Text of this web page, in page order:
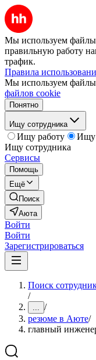
Мы используем файлы
правильную работу
трафик.
Правила
Мы используем файлы
файлов cookie
Понятно
Ищу сотрудника
Ищу работу
Ищу
Ищу сотрудника
Сервисы
Помощь
Ещё
Поиск
Аюта
Войти
Войти
Зарегистрироваться
Поиск
/
... /
резюме в Аюте/
главный